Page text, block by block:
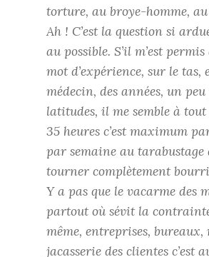
torture, au broye-homme,
Ah ! C’est la question si
au possible. S’il m’est
mot d’expérience, sur le tas,
médecin, des années, un
latitudes, il me semble à tout
35 heures c’est maximum
par semaine au tarabustage
tourner complètement
Y a pas que le vacarme des
partout où sévit la
même, entreprises, bureaux,
jacasserie des clientes c’est